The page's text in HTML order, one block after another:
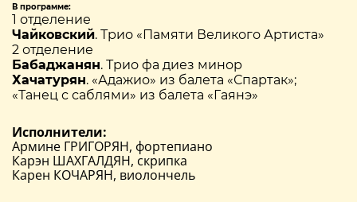
В программе:
1 отделение
Чайковский. Трио «Памяти Великого Артиста»
2 отделение
Бабаджанян. Трио фа диез минор
Хачатурян. «Адажио» из балета «Спартак»;
«Танец с саблями» из балета «Гаянэ»
Исполнители:
Армине ГРИГОРЯН, фортепиано
Карэн ШАХГАЛДЯН, скрипка
Карен КОЧАРЯН, виолончель